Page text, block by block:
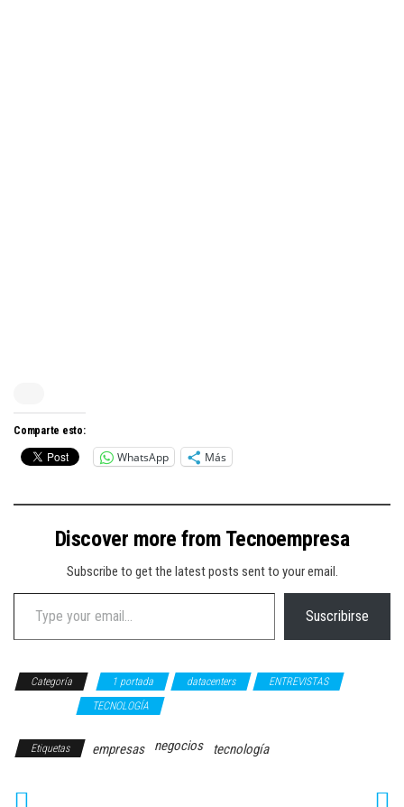
Comparte esto:
WhatsApp Más
Discover more from Tecnoempresa
Subscribe to get the latest posts sent to your email.
Type your email…
Suscribirse
Categoría 1 portada datacenters
ENTREVISTAS
TECNOLOGÍA
Etiquetas empresas negocios tecnología